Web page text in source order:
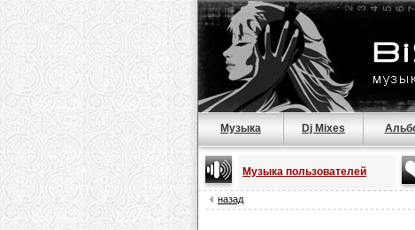
Музыка Dj Mixes
Музыка пользователей
назад